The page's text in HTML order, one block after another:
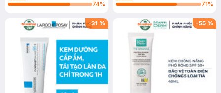
74%
71%
-31 % -55 %